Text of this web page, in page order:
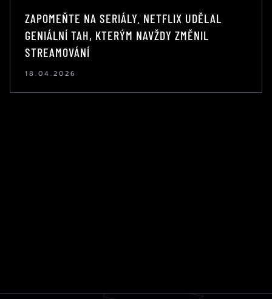
ZAPOMEŇTE NA SERIÁLY. NETFLIX UDĚLAL
GENIÁLNÍ TAH, KTERÝM NAVŽDY ZMĚNIL
STREAMOVÁNÍ
18.04.2026